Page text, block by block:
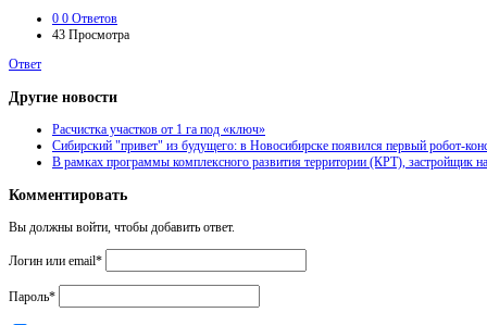
0 0 Ответов
43 Просмотра
Ответ
Другие новости
Расчистка участков от 1 га под «ключ»
Сибирский "привет" из будущего: в Новосибирске появился первый робот-
В рамках программы комплексного развития территории (КРТ), застройщик
Комментировать
Вы должны войти, чтобы добавить ответ.
Логин или email*
Пароль*